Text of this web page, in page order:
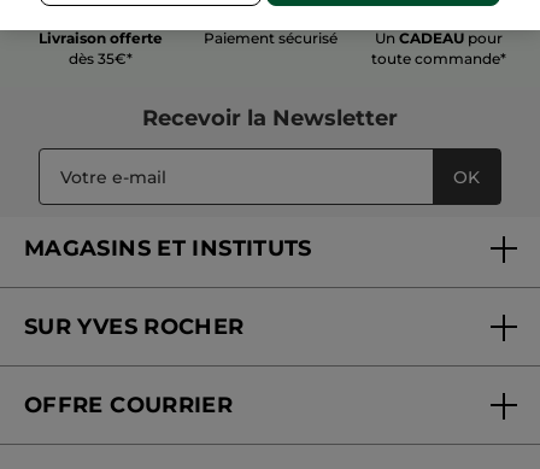
Livraison offerte
dès 35€*
Paiement sécurisé UnCADEAU pour
toute commande*
Recevoir la Newsletter
OK
MAGASINS ET INSTITUTS
Soins en institut
SUR YVES ROCHER
Nos engagements
OFFRE COURRIER